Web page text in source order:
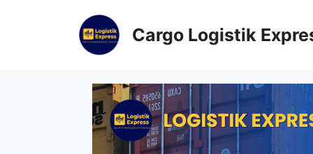
Cargo Logistik